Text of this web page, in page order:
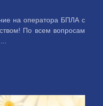
на оператора БПЛА с
По всем вопросам